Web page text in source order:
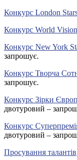
Конкурс London
Конкурс World Vision
Конкурс New York
запрошує.
Конкурс Творча
запрошує.
Конкурс Зірки
двотуровий –
Конкурс
двотуровий –
Просування талантів